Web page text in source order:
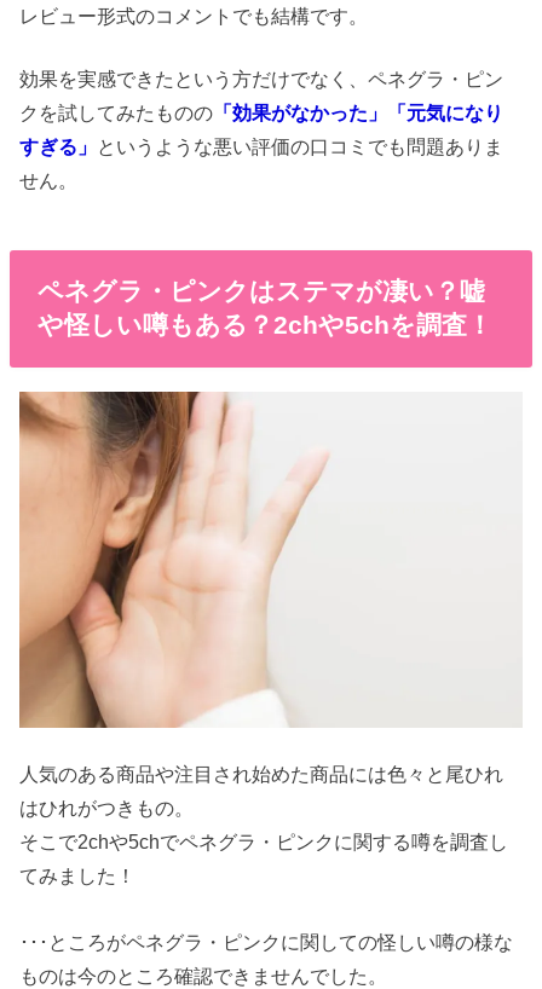
レビュー形式のコメントでも結構です。
効果を実感できたという方だけでなく、ペネグラ・ピン
クを試してみたものの 「効果がなかった」「元気になり
すぎる」 というような悪い評価の口コミでも問題ありま
せん。
ペネグラ・ピンクはステマが凄い？嘘
や怪しい噂もある？2chや5chを調査！
人気のある商品や注目され始めた商品には色々と尾ひれ
はひれがつきもの。
そこで2chや5chでペネグラ・ピンクに関する噂を調査し
てみました！
･･･ところがペネグラ・ピンクに関しての怪しい噂の様な
ものは今のところ確認できませんでした。